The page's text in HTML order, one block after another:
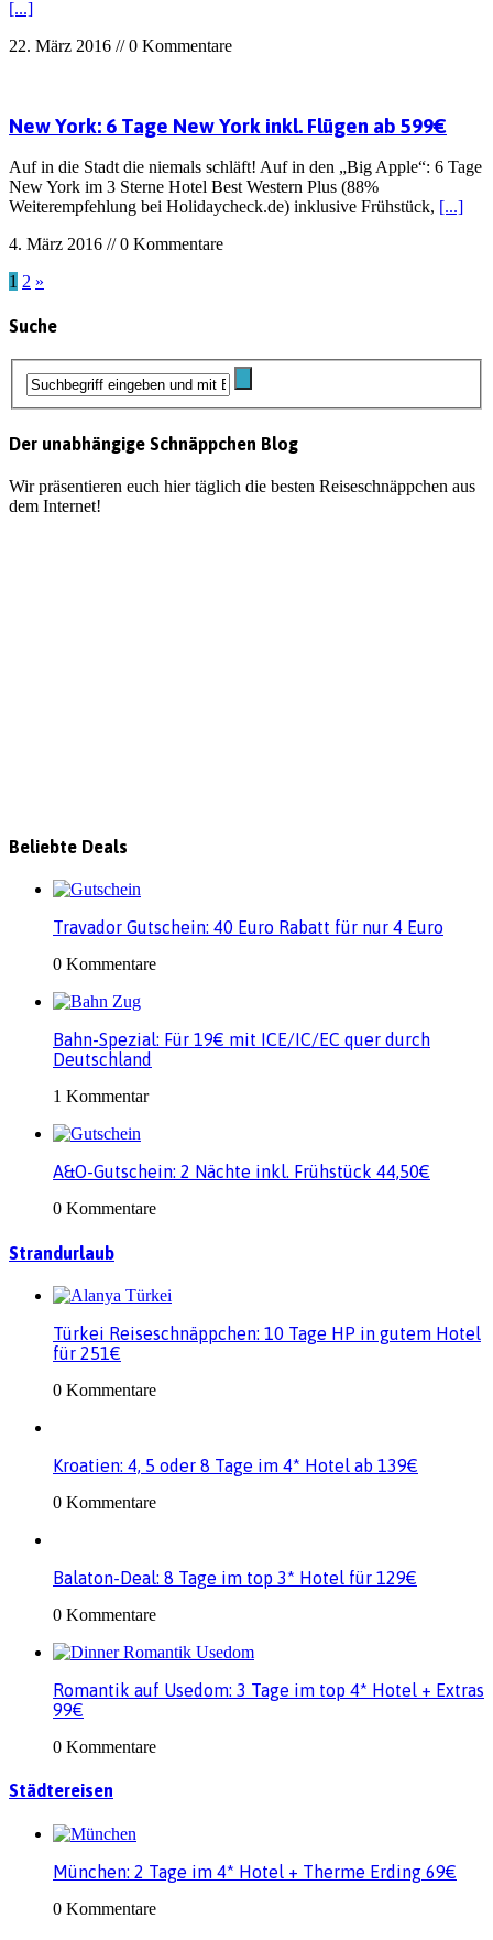
[...]
22. März 2016 // 0 Kommentare
New York: 6 Tage New York inkl. Flügen ab 599€
Auf in die Stadt die niemals schläft! Auf in den „Big Apple“: 6 Tage
New York im 3 Sterne Hotel Best Western Plus (88%
Weiterempfehlung bei Holidaycheck.de) inklusive Frühstück, [...]
4. März 2016 // 0 Kommentare
1 2 »
Suche
Der unabhängige Schnäppchen Blog
Wir präsentieren euch hier täglich die besten Reiseschnäppchen aus
dem Internet!
Beliebte Deals
Travador Gutschein: 40 Euro Rabatt für nur 4 Euro
0 Kommentare
Bahn-Spezial: Für 19€ mit ICE/IC/EC quer durch
Deutschland
1 Kommentar
A&O-Gutschein: 2 Nächte inkl. Frühstück 44,50€
0 Kommentare
Strandurlaub
Türkei Reiseschnäppchen: 10 Tage HP in gutem Hotel
für 251€
0 Kommentare
Kroatien: 4, 5 oder 8 Tage im 4* Hotel ab 139€
0 Kommentare
Balaton-Deal: 8 Tage im top 3* Hotel für 129€
0 Kommentare
Romantik auf Usedom: 3 Tage im top 4* Hotel + Extras
99€
0 Kommentare
Städtereisen
München: 2 Tage im 4* Hotel + Therme Erding 69€
0 Kommentare